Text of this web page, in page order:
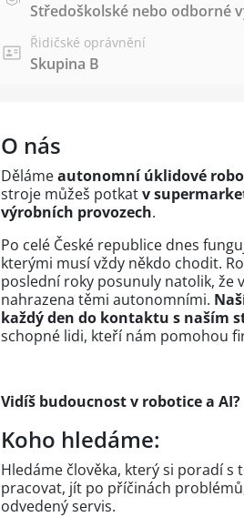
Středoškolské nebo odborné
Řidičské oprávnění
Skupina B
O nás
Dělámeautonomní úklidové
stroje můžeš potkatv
výrobních provozech.
Po celé České republice dnes
kterými musí vždy někdo chodit.
poslední roky posunuly natolik,
nahrazena těmi autonomními.
každý den do kontaktu s naším
schopné lidi, kteří nám pomohou
Vidíš budoucnost v robotice a AI?
Koho hledáme:
Hledáme člověka, který si poradí
pracovat, jít po příčinách
odvedený servis.